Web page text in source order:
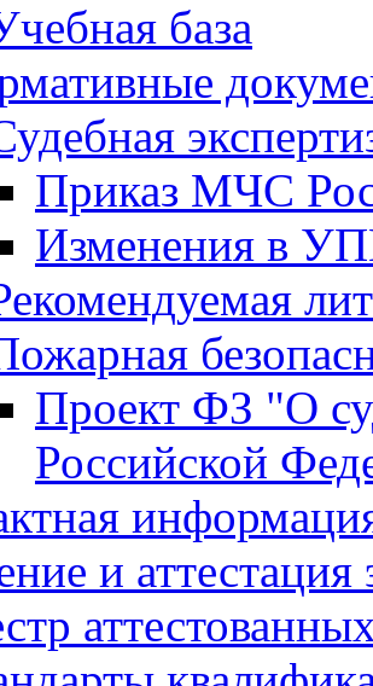
база
Приказ МЧС
Изменения в
Проект ФЗ "О
Российской
и аттестация